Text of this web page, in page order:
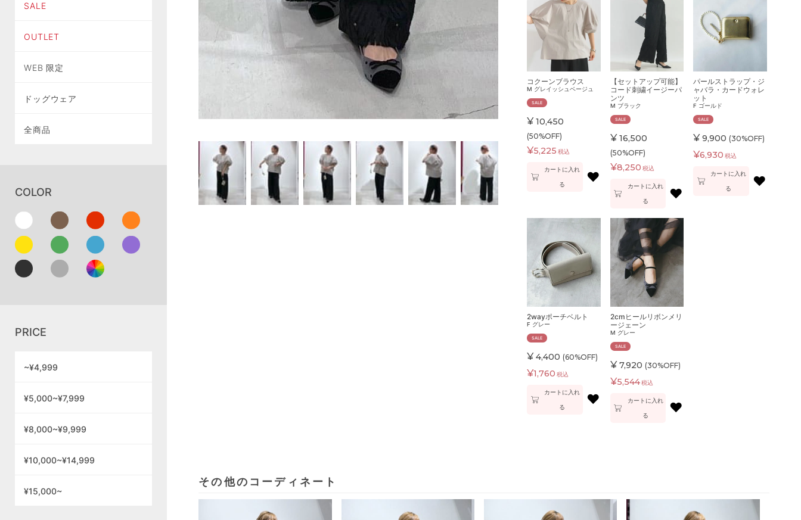
SALE
OUTLET
WEB 限定
ドッグウェア
全商品
COLOR
PRICE
~¥4,999
¥5,000~¥7,999
¥8,000~¥9,999
¥10,000~¥14,999
¥15,000~
コクーンブラウス
M グレイッシュベージュ
SALE
¥ 10,450
(50%OFF)
¥5,225 税込
カートに入れ
る ♥
【セットアップ可能】
コード刺繍イージーパ
ンツ
M ブラック
SALE
¥ 16,500
(50%OFF)
¥8,250 税込
カートに入れ
る ♥
パールストラップ・ジ
ャバラ・カードウォレ
ット
F ゴールド
SALE
¥ 9,900 (30%OFF)
¥6,930 税込
カートに入れ
る ♥
2wayポーチベルト
F グレー
SALE
¥ 4,400 (60%OFF)
¥1,760 税込
カートに入れ
る ♥
2cmヒールリボンメリ
ージェーン
M グレー
SALE
¥ 7,920 (30%OFF)
¥5,544税込
カートに入れ
る ♥
その他のコーディネート